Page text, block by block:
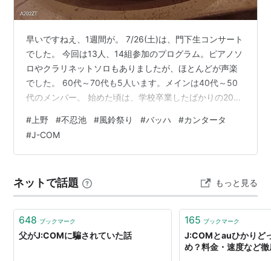
早いですねえ、1週間が。 7/26(土)は、門下生コンサート
でした。 今回は13人、14組参加のプログラム。ピアノソ
ロやクラリネットソロもありましたが、ほとんどが声楽
でした。 60代～70代も5人います。メインは40代～50
代のメンバー。 始めた頃は、学校卒業したばかりの20代
ちは今や子育て真っ最中のお母さんたち。 そして、私と
同世代のメンバーも順調にシニアになっています(笑) で
も、このシニアメンバーの歌がレベルが高いのです。声
る歌なんです。 今回は、終了後の師匠のメールが、「皆
さん、よく集…
# 上野 #不忍池 #風鈴祭り #バッハ #カンタータ
#J-COM
ネットで話題 もっと見る
648 ブックマーク
父がJ:COMに騙されていた話
165 ブックマーク
J:COMとauひかりど
め？料金・速度など